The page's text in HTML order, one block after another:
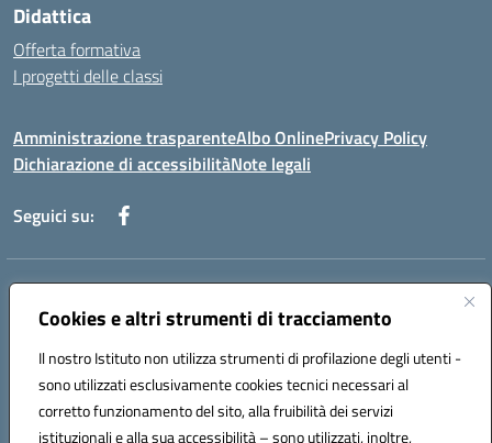
Cookies e altri strumenti di tracciamento
Il nostro Istituto non utilizza strumenti di profilazione degli utenti -
sono utilizzati esclusivamente cookies tecnici necessari al
corretto funzionamento del sito, alla fruibilità dei servizi
istituzionali e alla sua accessibilità – sono utilizzati, inoltre,
Didattica
Offerta formativa
I progetti delle classi
Amministrazione trasparenteAlbo OnlinePrivacy Policy
Dichiarazione di accessibilitàNote legali
Seguici su:
Indirizzo:
Centralino:+39 0965 78 12 60 Email:rcic841003@istruzione.it
Codice fiscale: 92034530805
Codice meccanografico:
rcic841003
Codice Indice delle Pubbliche Amministrazioni (IPA): istsc_rcic841003